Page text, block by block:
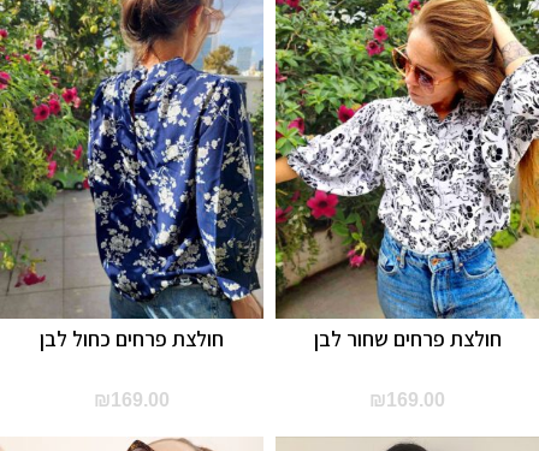
חולצת פרחים כחול לבן
₪169.00
חולצת פרחים שחור לבן
₪169.00